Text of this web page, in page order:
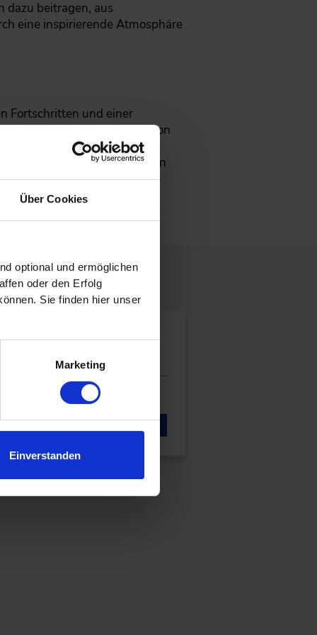
Über Cookies
optional und ermöglichen
oder den Erfolg
Sie finden hier unser
Marketing
Einverstanden
dazu beitragen, aus
eine inspirierende Atmosphäre
Fortschritten und einer
stehen. Innovation
Experimentieren und
durch die Innovationen einen
VDI